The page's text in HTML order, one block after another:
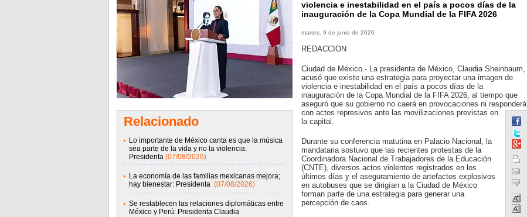
Relacionado
Lo importante de México canta es que la música
sea parte de la vida y no la violencia:
Presidenta (07/08/2026)
La economía de las familias mexicanas mejora;
hay bienestar: Presidenta (07/08/2026)
Se restablecen las relaciones diplomáticas entre
México y Perú: Presidenta Claudia
violencia e inestabilidad en el país a pocos días de la
inauguración de la Copa Mundial de la FIFA 2026
martes, 9 de junio de 2026
REDACCION
Ciudad de México.- La presidenta de México, Claudia Sheinbaum,
acusó que existe una estrategia para proyectar una imagen de
violencia e inestabilidad en el país a pocos días de la
inauguración de la Copa Mundial de la FIFA 2026, al tiempo que
aseguró que su gobierno no caerá en provocaciones ni responderá
con actos represivos ante las movilizaciones previstas en
la capital.
Durante su conferencia matutina en Palacio Nacional, la
mandataria sostuvo que las recientes protestas de la
Coordinadora Nacional de Trabajadores de la Educación
(CNTE), diversos actos violentos registrados en los
últimos días y el aseguramiento de artefactos explosivos
en autobuses que se dirigían a la Ciudad de México
forman parte de una estrategia para generar una
percepción de caos.